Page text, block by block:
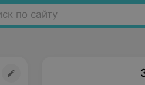
по сайту